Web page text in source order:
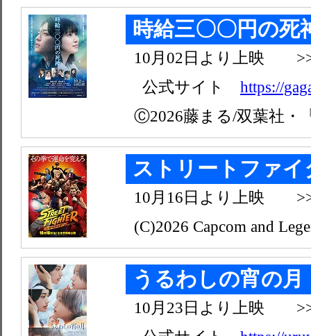
時給三〇〇円の死
10月02日より上映
公式サイト https://
Ⓒ2026藤まる/双葉社・
ストリートファ
10月16日より上映
(C)2026 Capcom and
うるわしの宵の月
10月23日より上映